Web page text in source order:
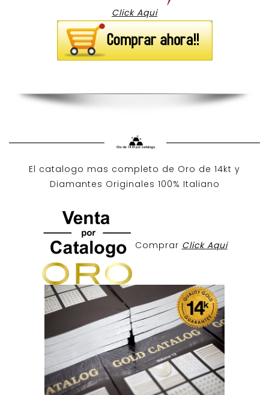
Click Aqui
El catalogo mas completo de Oro de 14kt y
Diamantes Originales 100% Italiano
Comprar Click Aqui